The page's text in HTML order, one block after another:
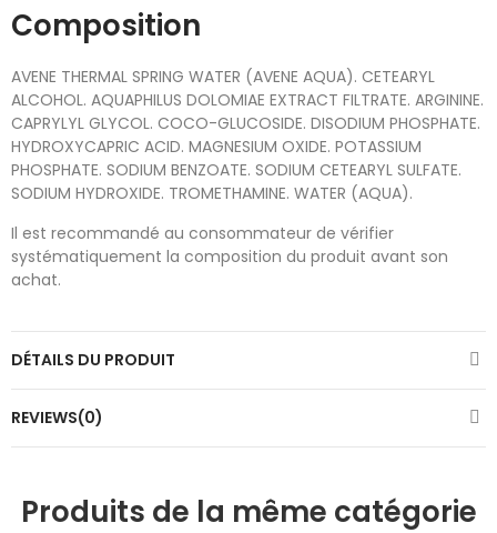
Composition
AVENE THERMAL SPRING WATER (AVENE AQUA). CETEARYL
ALCOHOL. AQUAPHILUS DOLOMIAE EXTRACT FILTRATE. ARGININE.
CAPRYLYL GLYCOL. COCO-GLUCOSIDE. DISODIUM PHOSPHATE.
HYDROXYCAPRIC ACID. MAGNESIUM OXIDE. POTASSIUM
PHOSPHATE. SODIUM BENZOATE. SODIUM CETEARYL SULFATE.
SODIUM HYDROXIDE. TROMETHAMINE. WATER (AQUA).
Il est recommandé au consommateur de vérifier
systématiquement la composition du produit avant son
achat.
DÉTAILS DU PRODUIT
REVIEWS(0)
Produits de la même catégorie